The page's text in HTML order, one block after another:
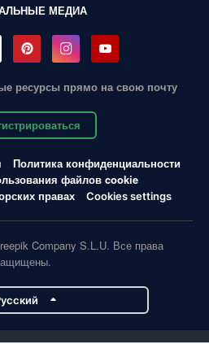
МЕДИА
ресурсы прямо на свою почту
Политика конфиденциальности
файлов cookie
правах
Cookies settings
Company S.L.U. Все права